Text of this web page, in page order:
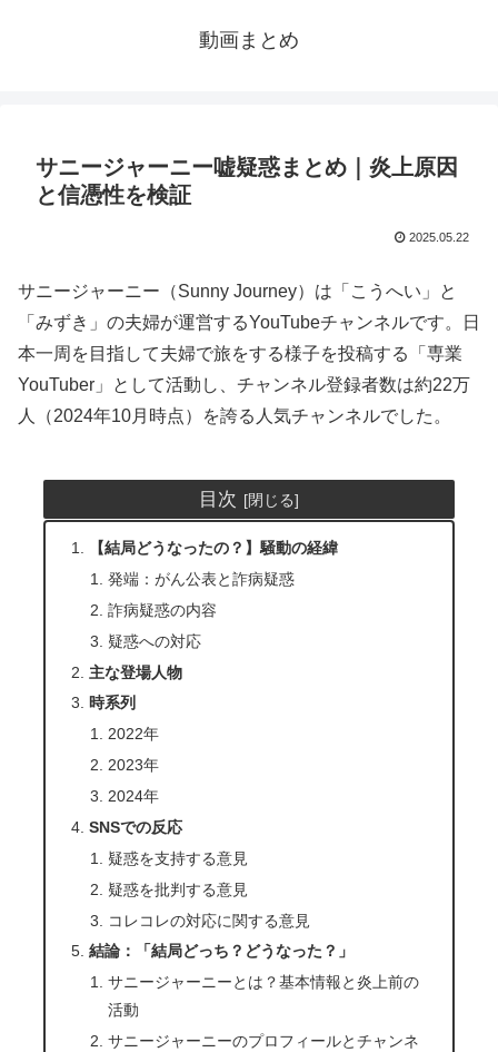
動画まとめ
サニージャーニー嘘疑惑まとめ｜炎上原因
と信憑性を検証
2025.05.22
サニージャーニー（Sunny Journey）は「こうへい」と
「みずき」の夫婦が運営するYouTubeチャンネルです。日
本一周を目指して夫婦で旅をする様子を投稿する「専業
YouTuber」として活動し、チャンネル登録者数は約22万
人（2024年10月時点）を誇る人気チャンネルでした。
目次
【結局どうなったの？】騒動の経緯
発端：がん公表と詐病疑惑
詐病疑惑の内容
疑惑への対応
主な登場人物
時系列
2022年
2023年
2024年
SNSでの反応
疑惑を支持する意見
疑惑を批判する意見
コレコレの対応に関する意見
結論：「結局どっち？どうなった？」
サニージャーニーとは？基本情報と炎上前の
活動
サニージャーニーのプロフィールとチャンネ